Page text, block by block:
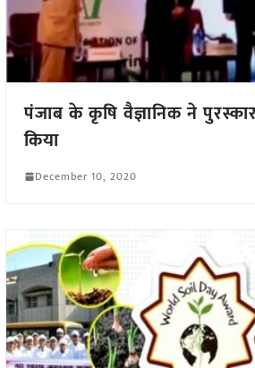
पंजाब के कृषि वैज्ञानिक ने
किया
December 10, 2020